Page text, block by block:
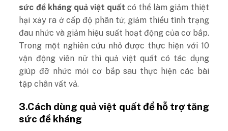
sức đề kháng quả việt quất có thể làm giảm thiệt
hại xảy ra ở cấp độ phân tử, giảm thiểu tình trạng
đau nhức và giảm hiệu suất hoạt động của cơ bắp.
Trong một nghiên cứu nhỏ được thực hiện với 10
vận động viên nữ thì quả việt quất có tác dụng
giúp đỡ nhức mỏi cơ bắp sau thực hiện các bài
tập chân vất vả.
3.Cách dùng quả việt quất để hỗ trợ tăng
sức đề kháng